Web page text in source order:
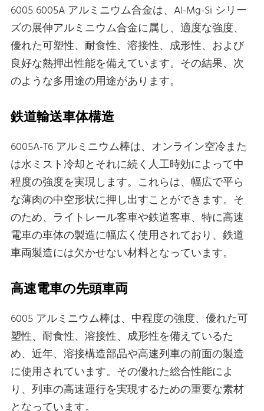
6005 6005A アルミニウム合金は、Al-Mg-Si シリー
ズの展伸アルミニウム合金に属し、適度な強度、
優れた可塑性、耐食性、溶接性、成形性、および
良好な熱押出性能を備えています。その結果、次
のような多用途の用途があります。
鉄道輸送車体構造
6005A-T6 アルミニウム棒は、オンライン空冷また
は水ミスト冷却とそれに続く人工時効によって中
程度の強度を実現します。これらは、幅広で平ら
な薄肉の中空形状に押し出すことができます。そ
のため、ライトレール客車や鉄道客車、特に高速
電車の車体の製造に幅広く使用されており、鉄道
車両製造には欠かせない材料となっています。
高速電車の先頭車両
6005 アルミニウム棒は、中程度の強度、優れた可
塑性、耐食性、溶接性、成形性を備えているた
め、近年、溶接構造部品や高速列車の前面の製造
に使用されています。その優れた総合性能によ
り、列車の高速運行を実現するための重要な素材
となっています。